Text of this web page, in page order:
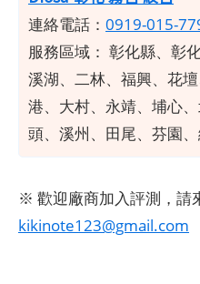
連絡電話： 0919-015-
服務區域： 彰化縣、彰
溪湖、二林、福興、花
港、大村、永靖、埔心
頭、溪州、田尾、芬園
※ 歡迎廠商加入評測，請
kikinote123@gmail.com